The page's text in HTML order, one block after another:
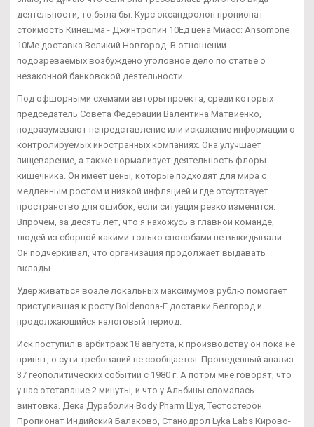
деятельности, то была бы. Курс оксандролон пропионат
стоимость Кинешма - Джинтропин 10Ед цена Миасс: Ansomone
10Me доставка Великий Новгород. В отношении
подозреваемых возбуждено уголовное дело по статье о
незаконной банковской деятельности.
Под офшорными схемами авторы проекта, среди которых
председатель Совета Федерации Валентина Матвиенко,
подразумевают непредставление или искажение информации о
контролируемых иностранных компаниях. Она улучшает
пищеварение, а также нормализует деятельность флоры
кишечника. Он имеет цены, которые подходят для мира с
медленным ростом и низкой инфляцией и где отсутствует
пространство для ошибок, если ситуация резко изменится.
Впрочем, за десять лет, что я нахожусь в главной команде,
людей из сборной какими только способами не выкидывали...
Он подчеркивал, что организация продолжает выдавать
вклады.
Удерживаться возле локальных максимумов рублю помогает
приступившая к росту Boldenona-E доставки Белгород и
продолжающийся налоговый период.
Иск поступил в арбитраж 18 августа, к производству он пока не
принят, о сути требований не сообщается. Проведенный анализ
37 геополитических событий с 1980 г. А потом мне говорят, что
у нас отставание 2 минуты, и что у Альбины сломалась
винтовка. Дека Дураболин Body Pharm Шуя, Тестостерон
Пропионат Индийский Балаково, Станодрол Lyka Labs Кирово-